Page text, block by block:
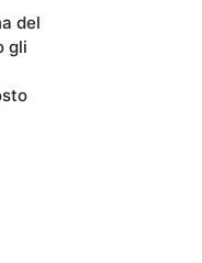
del
gli